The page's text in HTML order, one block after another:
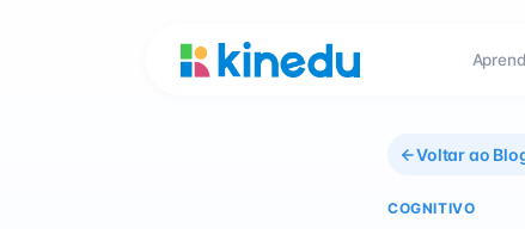
Voltar ao
COGNITIVO